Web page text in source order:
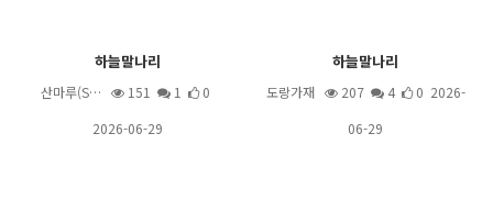
하늘말나리
산마루(S… 151 1
0
2026-06-29
하늘말나리
도랑가재 207 4
0 2026-
06-29